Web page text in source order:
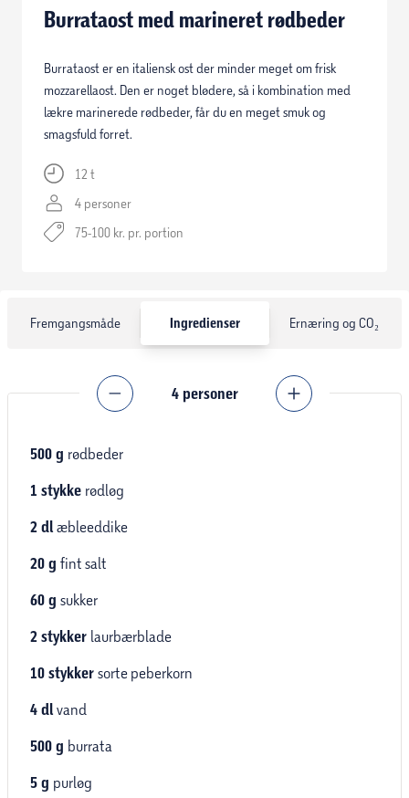
Burrataost med marineret rødbeder
Burrataost er en italiensk ost der minder meget om frisk
mozzarellaost. Den er noget blødere, så i kombination med
lækre marinerede rødbeder, får du en meget smuk og
smagsfuld forret.
12 t
4 personer
75-100 kr. pr. portion
Fremgangsmåde Ingredienser Ernæring og CO₂
4 personer
500 g rødbeder
1 stykke rødløg
2 dl æbleeddike
20 g fint salt
60 g sukker
2 stykker laurbærblade
10 stykker sorte peberkorn
4 dl vand
500 g burrata
5 g purløg